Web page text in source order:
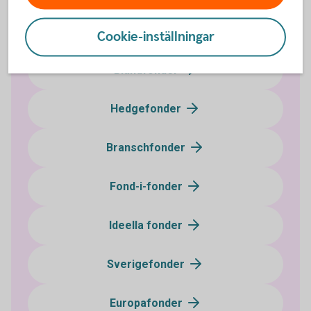
Aktiefonder
Blandfonder
Hedgefonder
Branschfonder
Fond-i-fonder
Ideella fonder
Sverigefonder
Europafonder
Cookie-inställningar